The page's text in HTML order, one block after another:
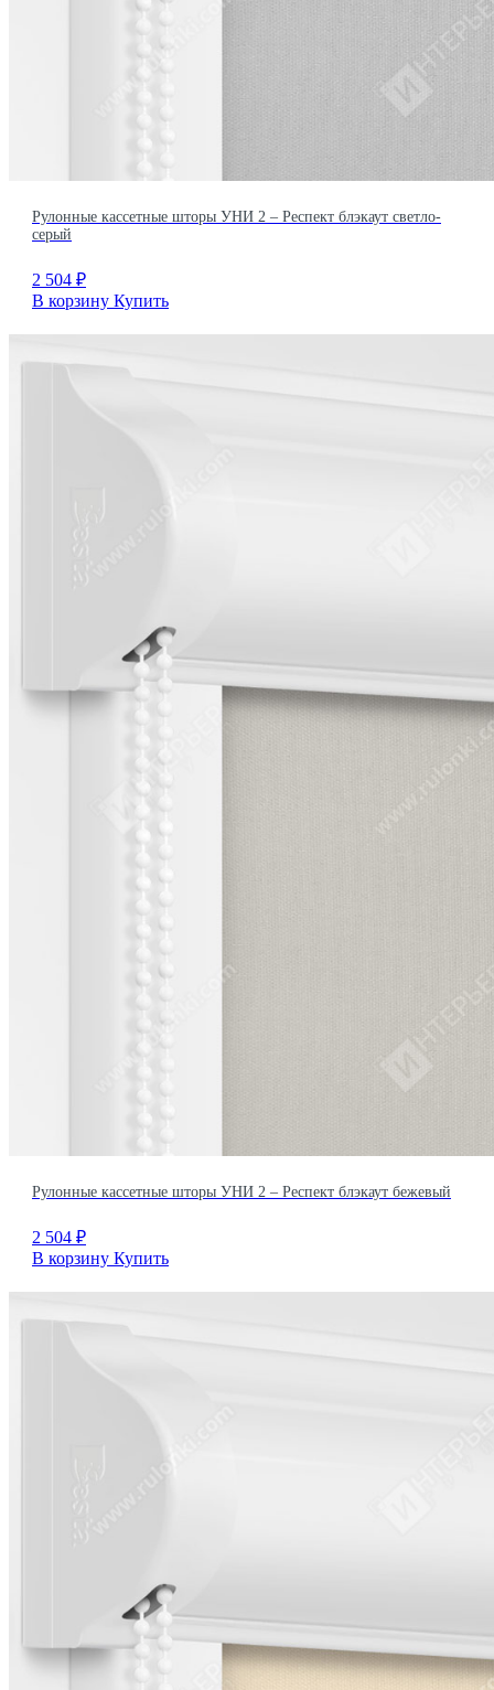
Рулонные кассетные шторы УНИ 2 – Респект блэкаут светло-
серый
2 504 ₽
В корзину Купить
Рулонные кассетные шторы УНИ 2 – Респект блэкаут бежевый
2 504 ₽
В корзину Купить